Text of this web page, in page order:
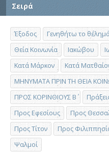
Σειρά
Έξοδος Γενηθήτω το
Θεία Κοινωνία
Ιακώβου
Κατά Μάρκον
Κατά
ΜΗΝΥΜΑΤΑ ΠΡΙΝ ΤΗ ΘΕΙΑ
ΠΡΟΣ ΚΟΡΙΝΘΙΟΥΣ Β΄
Προς Εφεσίους
Προς
Προς Τίτον
Προς
Ψαλμοί